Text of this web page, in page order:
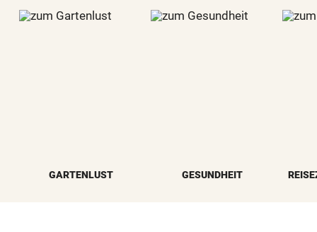
GARTENLUST GESUNDHEIT